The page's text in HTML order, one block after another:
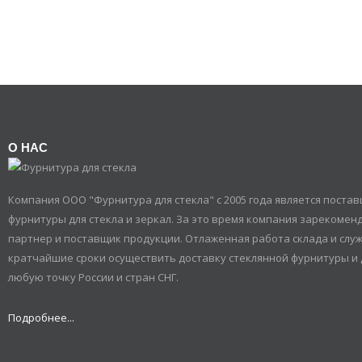
О НАС
Компания ООО "Фурнитура для стекла" с 2005 года является
фурнитуры для стекла и зеркал. За это время компания
партнер и поставщик продукции. Отлаженная работа склада и
кратчайшие сроки осуществить доставку стеклянной фурнитуры
любую точку России и стран СНГ.
Подробнее...